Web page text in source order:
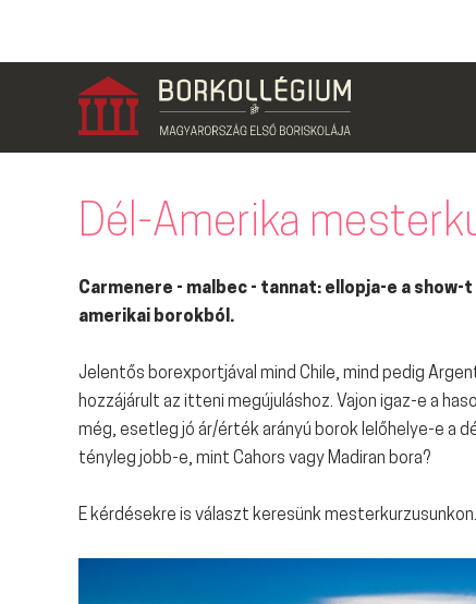
Dél-Amerika
Carmenere - malbec - tannat: ellopja-e a
amerikai borokból.
Jelentős borexportjával mind Chile, mind pedig
hozzájárult az itteni megújuláshoz. Vajon igaz-e a
még, esetleg jó ár/érték arányú borok lelőhelye-e a
tényleg jobb-e, mint Cahors vagy Madiran bora?
E kérdésekre is választ keresünk mesterkurzusunkon.